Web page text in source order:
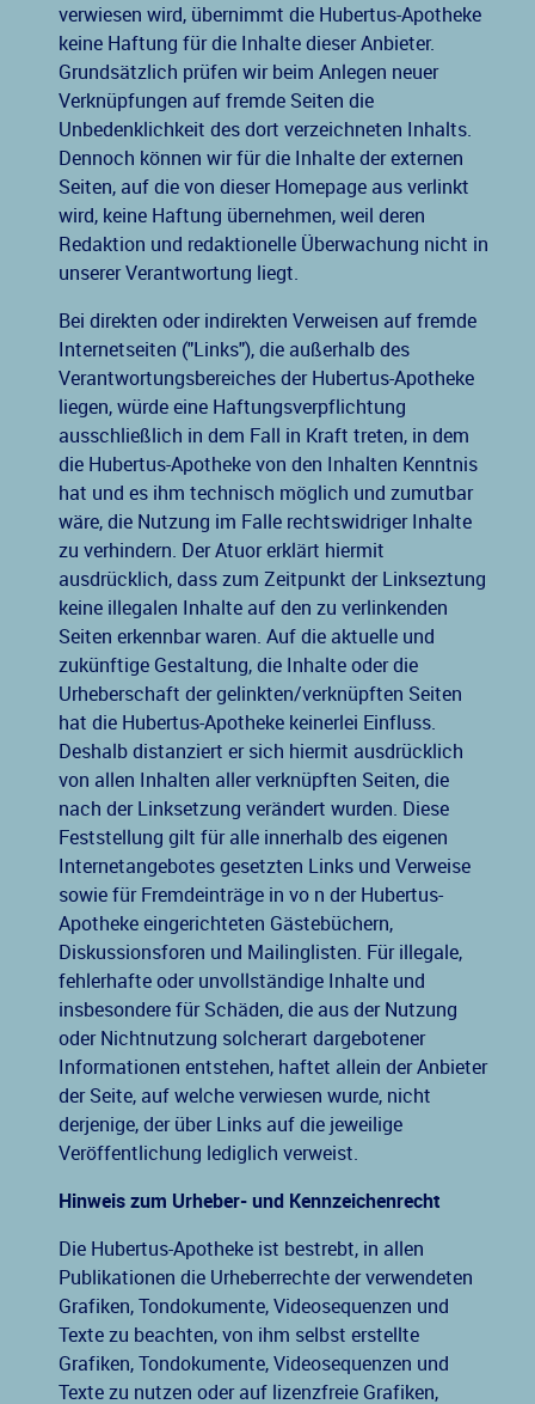
verwiesen wird, übernimmt die Hubertus-Apotheke
keine Haftung für die Inhalte dieser Anbieter.
Grundsätzlich prüfen wir beim Anlegen neuer
Verknüpfungen auf fremde Seiten die
Unbedenklichkeit des dort verzeichneten Inhalts.
Dennoch können wir für die Inhalte der externen
Seiten, auf die von dieser Homepage aus verlinkt
wird, keine Haftung übernehmen, weil deren
Redaktion und redaktionelle Überwachung nicht in
unserer Verantwortung liegt.
Bei direkten oder indirekten Verweisen auf fremde
Internetseiten ("Links"), die außerhalb des
Verantwortungsbereiches der Hubertus-Apotheke
liegen, würde eine Haftungsverpflichtung
ausschließlich in dem Fall in Kraft treten, in dem
die Hubertus-Apotheke von den Inhalten Kenntnis
hat und es ihm technisch möglich und zumutbar
wäre, die Nutzung im Falle rechtswidriger Inhalte
zu verhindern. Der Atuor erklärt hiermit
ausdrücklich, dass zum Zeitpunkt der Linkseztung
keine illegalen Inhalte auf den zu verlinkenden
Seiten erkennbar waren. Auf die aktuelle und
zukünftige Gestaltung, die Inhalte oder die
Urheberschaft der gelinkten/verknüpften Seiten
hat die Hubertus-Apotheke keinerlei Einfluss.
Deshalb distanziert er sich hiermit ausdrücklich
von allen Inhalten aller verknüpften Seiten, die
nach der Linksetzung verändert wurden. Diese
Feststellung gilt für alle innerhalb des eigenen
Internetangebotes gesetzten Links und Verweise
sowie für Fremdeinträge in vo n der Hubertus-
Apotheke eingerichteten Gästebüchern,
Diskussionsforen und Mailinglisten. Für illegale,
fehlerhafte oder unvollständige Inhalte und
insbesondere für Schäden, die aus der Nutzung
oder Nichtnutzung solcherart dargebotener
Informationen entstehen, haftet allein der Anbieter
der Seite, auf welche verwiesen wurde, nicht
derjenige, der über Links auf die jeweilige
Veröffentlichung lediglich verweist.
Hinweis zum Urheber- und Kennzeichenrecht
Die Hubertus-Apotheke ist bestrebt, in allen
Publikationen die Urheberrechte der verwendeten
Grafiken, Tondokumente, Videosequenzen und
Texte zu beachten, von ihm selbst erstellte
Grafiken, Tondokumente, Videosequenzen und
Texte zu nutzen oder auf lizenzfreie Grafiken,